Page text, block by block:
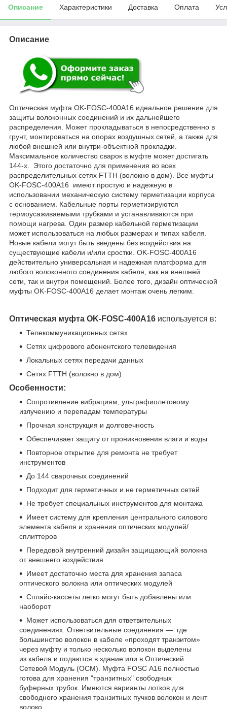
Описание Характеристики Доставка Оплата
Описание
Оптическая муфта OK-FOSC-400A16 идеальное решение для
защиты волоконных соединений и их дальнейшего
распределения. Может прокладываться в непосредственно в
грунт, монтироваться на опорах воздушных сетей, а также для
любой внешней или внутри-объектной прокладки.
Максимальное количество сварок в муфте может достигать
144-х. Этого достаточно для применения во всех
распределительных сетях FTTH (волокно в дом). Все муфты
OK-FOSC-400A16 имеют простую и надежную в
использовании механическую систему герметизации корпуса
с основанием. Кабельные порты герметизируются
термоусаживаемыми трубками и устанавливаются при
помощи нагрева. Один размер кабельной герметизации
может использоваться на любых размерах и типах кабеля.
Новые кабели могут быть введены без воздействия на
существующие кабели и/или сростки. OK-FOSC-400A16
действительно универсальная и надежная платформа для
любого волоконного соединения кабеля, как на внешней
сети, так и внутри помещений. Более того, дизайн оптической
муфты OK-FOSC-400A16 делает монтаж очень легким.
Оптическая муфта OK-FOSC-400A16 используется в:
Телекоммуникационных сетях
Сетях цифрового абонентского телевидения
Локальных сетях передачи данных
Сетях FTTH (волокно в дом)
Особенности:
Сопротивление вибрациям, ультрафиолетовому
излучению и перепадам температуры
Прочная конструкция и долговечность
Обеспечивает защиту от проникновения влаги и воды
Повторное открытие для ремонта не требует
инструментов
До 144 сварочных соединений
Подходит для герметичных и не герметичных сетей
Не требует специальных инструментов для монтажа
Имеет систему для крепления центрального силового
элемента кабеля и хранения оптических модулей/
сплиттеров
Передовой внутренний дизайн защищающий волокна
от внешнего воздействия
Имеет достаточно места для хранения запаса
оптического волокна или оптических модулей
Сплайс-кассеты легко могут быть добавлены или
наоборот
Может использоваться для ответвительных
соединениях. Ответвительные соединения — где
большинство волокон в кабеле «проходят транзитом»
через муфту и только несколько волокон выделены
из кабеля и подаются в здание или в Оптический
Сетевой Модуль (ОСМ). Муфта FOSC A16 полностью
готова для хранения "транзитных" свободных
буферных трубок. Имеются варианты лотков для
свободного хранения транзитных пучков волокон и лент
волоко